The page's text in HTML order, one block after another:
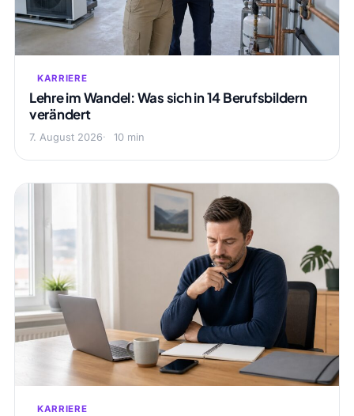
KARRIERE
Lehre im Wandel: Was sich in 14 Berufsbildern
verändert
7. August 2026 10 min
KARRIERE